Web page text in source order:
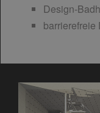
Design-
barrierefreie